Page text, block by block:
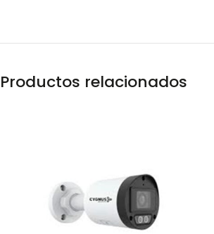
Productos relacionados